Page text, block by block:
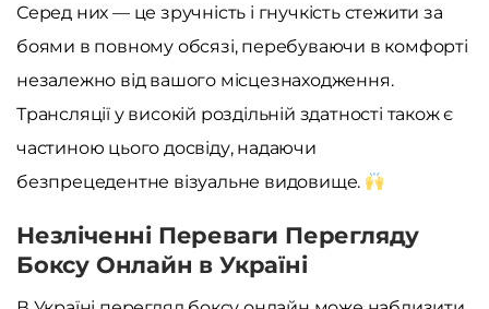
Серед них — це зручність і гнучкість стежити за
боями в повному обсязі, перебуваючи в комфорті
незалежно від вашого місцезнаходження.
Трансляції у високій роздільній здатності також є
частиною цього досвіду, надаючи
безпрецедентне візуальне видовище.
Незліченні Переваги Перегляду
Боксу Онлайн в Україні